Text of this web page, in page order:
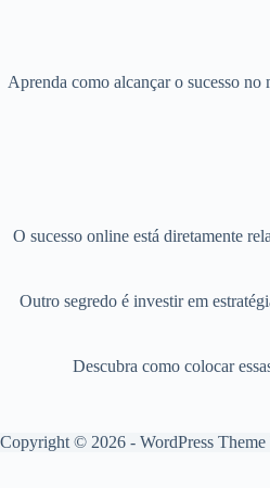
Aprenda como alcançar o sucesso no
O sucesso online está diretamente
Outro segredo é investir em
Descubra como colocar
Copyright © 2026 - WordPress Theme